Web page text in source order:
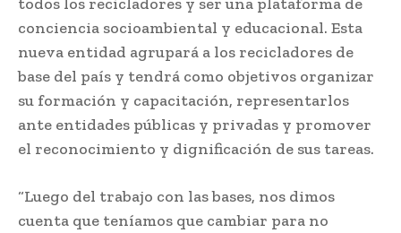
conciencia socioambiental y educacional. Esta
nueva entidad agrupará a los recicladores de
base del país y tendrá como objetivos organizar
su formación y capacitación, representarlos
ante entidades públicas y privadas y promover
el reconocimiento y dignificación de sus tareas.
“Luego del trabajo con las bases, nos dimos
cuenta que teníamos que cambiar para no